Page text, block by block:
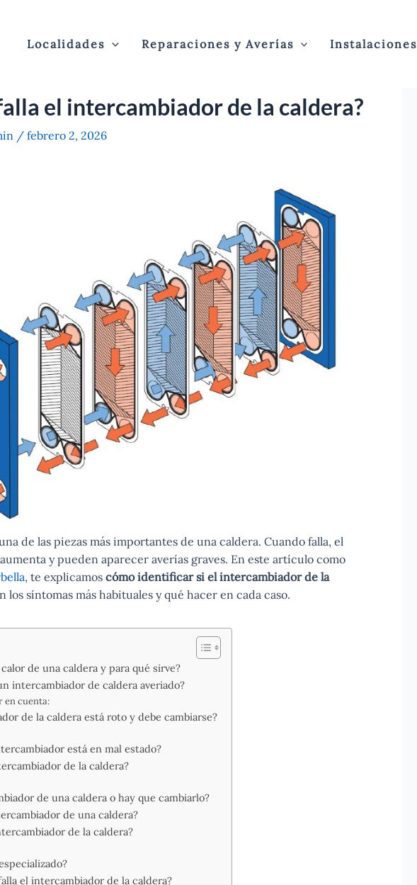
Localidades Reparaciones y Averías Instalaciones
el intercambiador de la caldera?
/ febrero 2, 2026
de las piezas más importantes de una caldera. Cuando falla, el
y pueden aparecer averías graves. En este artículo como
, te explicamos cómo identificar si el intercambiador de la
los síntomas más habituales y qué hacer en cada caso.
de una caldera y para qué sirve?
intercambiador de caldera averiado?
en cuenta:
de la caldera está roto y debe cambiarse?
está en mal estado?
de la caldera?
de una caldera o hay que cambiarlo?
de una caldera?
de la caldera?
el intercambiador de la caldera?